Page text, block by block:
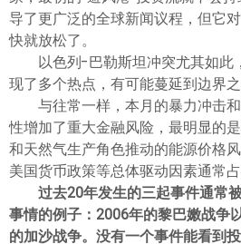
Tiếng việt
ไทย
导了更广泛的全球新闻议程，但它
快就放松了。
以色列-巴勒斯坦冲突尤其如此
现了多个热点，有可能蔓延到边界之
与往常一样，本月的暴力冲击
性增加了重大金融风险，最明显的
和天然气生产角色推动的能源价格
美国货币政策等总体驱动因素通常占
过去20年发生的三起事件通常
事情的例子：2006年的黎巴嫩战争
的加沙战争。没有一个事件能看到